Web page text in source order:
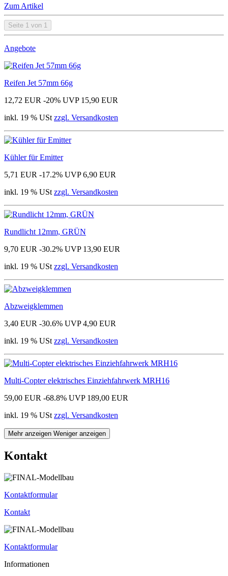
Zum Artikel
Seite 1 von 1
Angebote
Reifen Jet 57mm 66g
12,72 EUR -20% UVP 15,90 EUR
inkl. 19 % USt zzgl. Versandkosten
Kühler für Emitter
5,71 EUR -17.2% UVP 6,90 EUR
inkl. 19 % USt zzgl. Versandkosten
Rundlicht 12mm, GRÜN
9,70 EUR -30.2% UVP 13,90 EUR
inkl. 19 % USt zzgl. Versandkosten
Abzweigklemmen
3,40 EUR -30.6% UVP 4,90 EUR
inkl. 19 % USt zzgl. Versandkosten
Multi-Copter elektrisches Einziehfahrwerk MRH16
59,00 EUR -68.8% UVP 189,00 EUR
inkl. 19 % USt zzgl. Versandkosten
Mehr anzeigen Weniger anzeigen
Kontakt
Kontaktformular
Kontakt
Kontaktformular
Informationen